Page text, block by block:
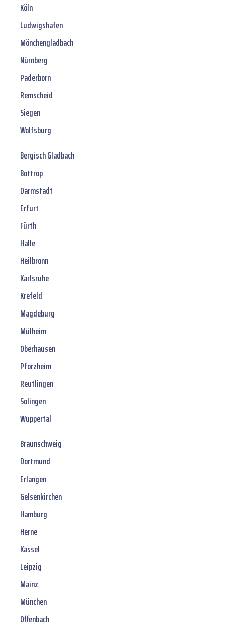
Köln
Ludwigshafen
Mönchengladbach
Nürnberg
Paderborn
Remscheid
Siegen
Wolfsburg
Bergisch Gladbach
Bottrop
Darmstadt
Erfurt
Fürth
Halle
Heilbronn
Karlsruhe
Krefeld
Magdeburg
Mülheim
Oberhausen
Pforzheim
Reutlingen
Solingen
Wuppertal
Braunschweig
Dortmund
Erlangen
Gelsenkirchen
Hamburg
Herne
Kassel
Leipzig
Mainz
München
Offenbach